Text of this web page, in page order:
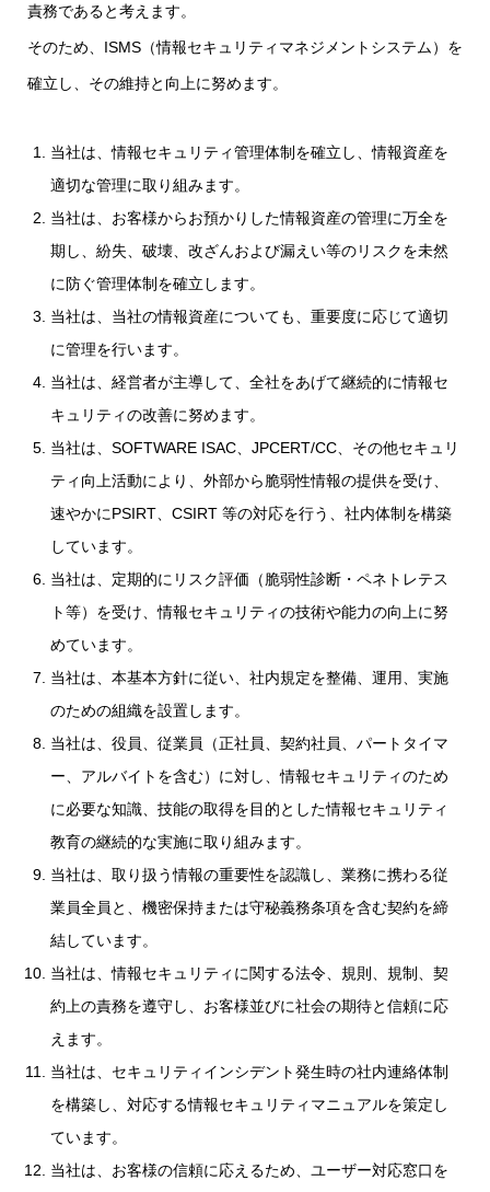
責務であると考えます。
そのため、ISMS（情報セキュリティマネジメントシステム）を
確立し、その維持と向上に努めます。
当社は、情報セキュリティ管理体制を確立し、情報資産を
適切な管理に取り組みます。
当社は、お客様からお預かりした情報資産の管理に万全を
期し、紛失、破壊、改ざんおよび漏えい等のリスクを未然
に防ぐ管理体制を確立します。
当社は、当社の情報資産についても、重要度に応じて適切
に管理を行います。
当社は、経営者が主導して、全社をあげて継続的に情報セ
キュリティの改善に努めます。
当社は、SOFTWARE ISAC、JPCERT/CC、その他セキュリ
ティ向上活動により、外部から脆弱性情報の提供を受け、
速やかにPSIRT、CSIRT 等の対応を行う、社内体制を構築
しています。
当社は、定期的にリスク評価（脆弱性診断・ペネトレテス
ト等）を受け、情報セキュリティの技術や能力の向上に努
めています。
当社は、本基本方針に従い、社内規定を整備、運用、実施
のための組織を設置します。
当社は、役員、従業員（正社員、契約社員、パートタイマ
ー、アルバイトを含む）に対し、情報セキュリティのため
に必要な知識、技能の取得を目的とした情報セキュリティ
教育の継続的な実施に取り組みます。
当社は、取り扱う情報の重要性を認識し、業務に携わる従
業員全員と、機密保持または守秘義務条項を含む契約を締
結しています。
当社は、情報セキュリティに関する法令、規則、規制、契
約上の責務を遵守し、お客様並びに社会の期待と信頼に応
えます。
当社は、セキュリティインシデント発生時の社内連絡体制
を構築し、対応する情報セキュリティマニュアルを策定し
ています。
当社は、お客様の信頼に応えるため、ユーザー対応窓口を